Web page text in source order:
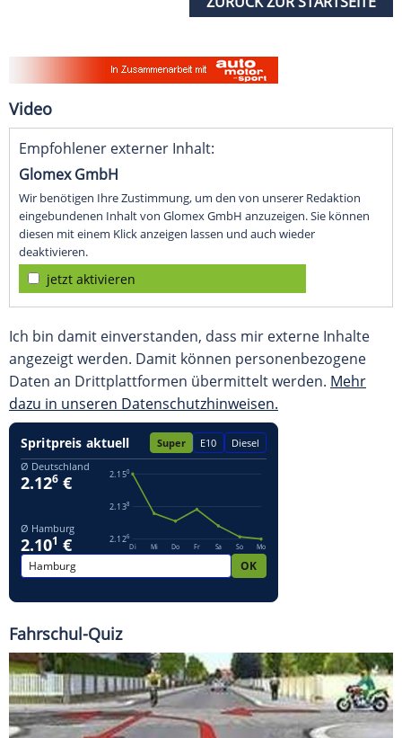
Video
Empfohlener externer Inhalt:
Glomex GmbH
Wir benötigen Ihre Zustimmung, um den von unserer Redaktion
eingebundenen Inhalt von Glomex GmbH anzuzeigen. Sie können
diesen mit einem Klick anzeigen lassen und auch wieder
deaktivieren.
jetzt aktivieren
Ich bin damit einverstanden, dass mir externe Inhalte
angezeigt werden. Damit können personenbezogene
Daten an Drittplattformen übermittelt werden. Mehr
dazu in unseren Datenschutzhinweisen.
Fahrschul-Quiz